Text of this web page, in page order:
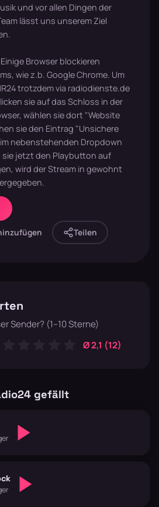
und vor allen Dingen der
lässt uns unserem Ziel
Browser blockieren
wie z.b. Google Chrome. Um
trotzdem via radiodienste.de
sie auf das Schloss in der
wählen sie dort "Website
sie den Eintrag "Unsichere
nebenstehenden Dropdown
sie jetzt den Playbutton auf
wird der Stream in gewohnt
Teilen
Sender? (1–10 Sterne)
Ø 2,1 (12)
gefällt